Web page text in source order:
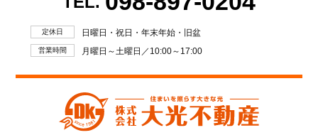
定休日 日曜日・祝日・年末年始・旧盆
営業時間 月曜日～土曜日／10:00～17:00